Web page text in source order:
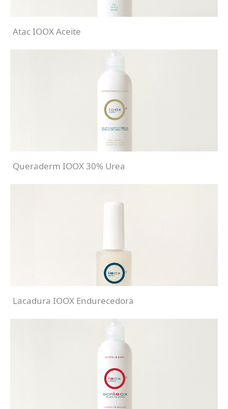
Atac IOOX Aceite
Queraderm IOOX 30% Urea
Lacadura IOOX Endurecedora